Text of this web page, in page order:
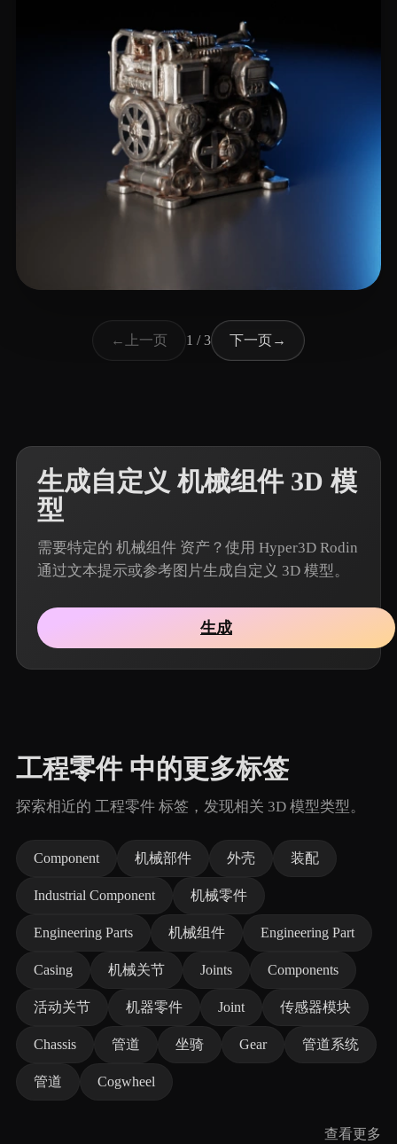
←
上一页 1 / 3 下一页→
生成自定义 机械组件 3D 模
型
需要特定的 机械组件 资产？使用 Hyper3D Rodin
通过文本提示或参考图片生成自定义 3D 模型。
生成
工程零件 中的更多标签
探索相近的 工程零件 标签，发现相关 3D 模型类型。
Component 机械部件 外壳 装配
Industrial Component 机械零件
Engineering Parts 机械组件 Engineering Part
Casing 机械关节 Joints Components
活动关节 机器零件 Joint 传感器模块
Chassis 管道 坐骑 Gear 管道系统
管道 Cogwheel
查看更多